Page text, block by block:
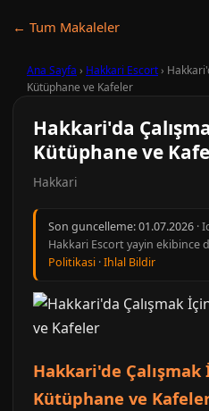
← Tum Makaleler
Ana Sayfa › Hakkari Escort›
Kütüphane ve Kafeler
Hakkari'da
Kütüphane ve
Hakkari
Son guncelleme:01.07.2026 ·
Hakkari Escort yayin ekibince
Politikasi ·Ihlal Bildir
Hakkari'de Çalışmak
Kütüphane ve